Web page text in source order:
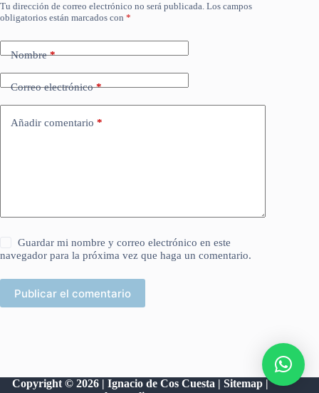
Tu dirección de correo electrónico no será publicada. Los campos
obligatorios están marcados con *
Nombre*
Correo electrónico*
Añadir comentario *
Guardar mi nombre y correo electrónico en este
navegador para la próxima vez que haga un comentario.
Publicar el comentario
Copyright © 2026 | Ignacio de Cos Cuesta |Sitemap |